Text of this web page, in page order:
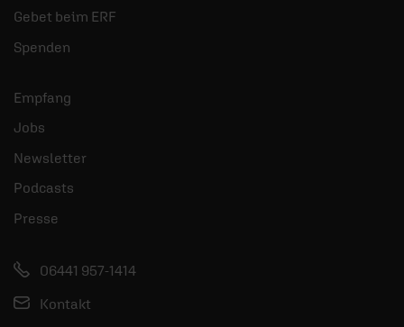
Gebet beim ERF
Spenden
Empfang
Jobs
Newsletter
Podcasts
Presse
06441 957-1414
Kontakt